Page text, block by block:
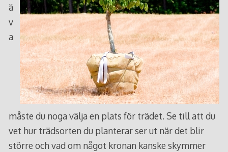
ä
v
a
måste du noga välja en plats för trädet. Se till att du
vet hur trädsorten du planterar ser ut när det blir
större och vad om något kronan kanske skymmer